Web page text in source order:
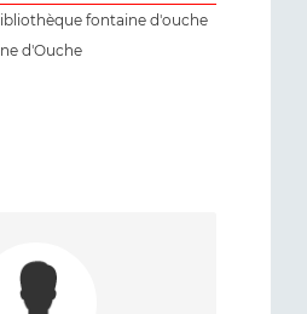
fontaine d'ouche
d'Ouche